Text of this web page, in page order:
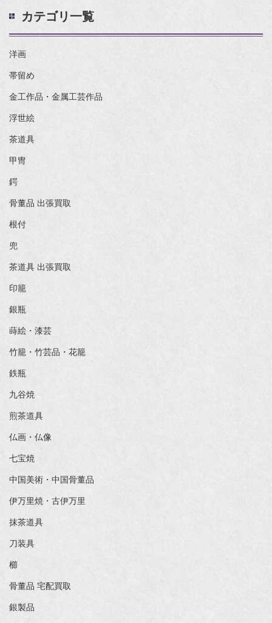
カテゴリ一覧
洋画
帯留め
金工作品・金属工芸作品
浮世絵
茶道具
甲冑
鍔
骨董品 出張買取
根付
兜
茶道具 出張買取
印籠
銀瓶
蒔絵・漆芸
竹籠・竹芸品・花籠
鉄瓶
九谷焼
煎茶道具
仏画・仏像
七宝焼
中国美術・中国骨董品
伊万里焼・古伊万里
抹茶道具
刀装具
櫛
骨董品 宅配買取
銀製品